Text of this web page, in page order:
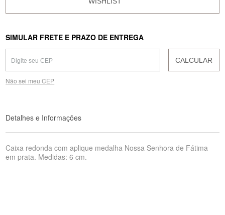
SIMULAR FRETE E PRAZO DE ENTREGA
CALCULAR
Não sei meu CEP
Detalhes e Informações
Caixa redonda com aplique medalha Nossa Senhora de Fátima
em prata. Medidas: 6 cm.